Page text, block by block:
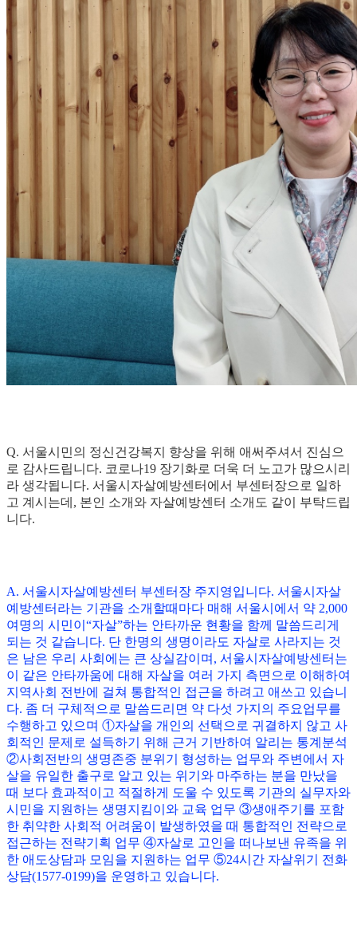
Q. 서울시민의 정신건강복지 향상을 위해 애써주셔서 진심으
로 감사드립니다. 코로나19 장기화로 더욱 더 노고가 많으시리
라 생각됩니다. 서울시자살예방센터에서 부센터장으로 일하
고 계시는데, 본인 소개와 자살예방센터 소개도 같이 부탁드립
니다.
A. 서울시자살예방센터 부센터장 주지영입니다. 서울시자살
예방센터라는 기관을 소개할때마다 매해 서울시에서 약 2,000
여명의 시민이“자살”하는 안타까운 현황을 함께 말씀드리게
되는 것 같습니다. 단 한명의 생명이라도 자살로 사라지는 것
은 남은 우리 사회에는 큰 상실감이며, 서울시자살예방센터는
이 같은 안타까움에 대해 자살을 여러 가지 측면으로 이해하여
지역사회 전반에 걸쳐 통합적인 접근을 하려고 애쓰고 있습니
다. 좀 더 구체적으로 말씀드리면 약 다섯 가지의 주요업무를
수행하고 있으며 ①자살을 개인의 선택으로 귀결하지 않고 사
회적인 문제로 설득하기 위해 근거 기반하여 알리는 통계분석
②사회전반의 생명존중 분위기 형성하는 업무와 주변에서 자
살을 유일한 출구로 알고 있는 위기와 마주하는 분을 만났을
때 보다 효과적이고 적절하게 도울 수 있도록 기관의 실무자와
시민을 지원하는 생명지킴이와 교육 업무 ③생애주기를 포함
한 취약한 사회적 어려움이 발생하였을 때 통합적인 전략으로
접근하는 전략기획 업무 ④자살로 고인을 떠나보낸 유족을 위
한 애도상담과 모임을 지원하는 업무 ⑤24시간 자살위기 전화
상담(1577-0199)을 운영하고 있습니다.